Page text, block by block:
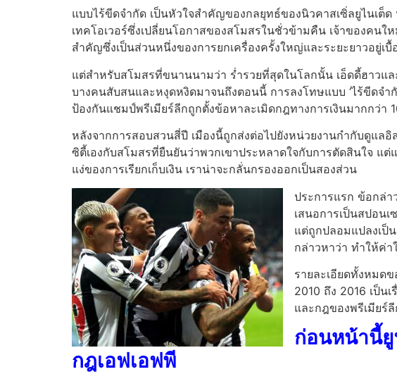
แบบไร้ขีดจำกัด เป็นหัวใจสำคัญของกลยุทธ์ของนิวคาสเซิ่ลยูไนเต็
เทคโอเวอร์ซึ่งเปลี่ยนโอกาสของสโมสรในชั่วข้ามคืน เจ้าของค
สำคัญซึ่งเป็นส่วนหนึ่งของการยกเครื่องครั้งใหญ่และระยะยาวอยู่เบื้
แต่สำหรับสโมสรที่ขนานนามว่า ร่ำรวยที่สุดในโลกนั้น เอ็ดดี้ฮาวแ
บางคนสับสนและหงุดหงิดมาจนถึงตอนนี้ การลงโทษแบบ ‘ไร้ขีดจำ
ป้องกันแชมป์พรีเมียร์ลีกถูกตั้งข้อหาละเมิดกฎทางการเงินมากกว่า
หลังจากการสอบสวนสี่ปี เมืองนี้ถูกส่งต่อไปยังหน่วยงานกำกับดูแล
ซิตี้เองกับสโมสรที่ยืนยันว่าพวกเขาประหลาดใจกับการตัดสินใจ แ
แง่ของการเรียกเก็บเงิน เราน่าจะกลั่นกรองออกเป็นสองส่วน
ประการแรก ข้อกล่า
เสนอการเป็นสปอน
แต่ถูกปลอมแปลงเป็
กล่าวหาว่า ทำให้ค่า
รายละเอียดทั้งหมด
2010 ถึง 2016 เป็น
และกฎของพรีเมียร์
ก่อนหน้านี้ยู
กฎเอฟเอฟพี